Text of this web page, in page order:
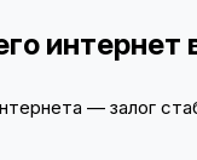
интернет
— залог